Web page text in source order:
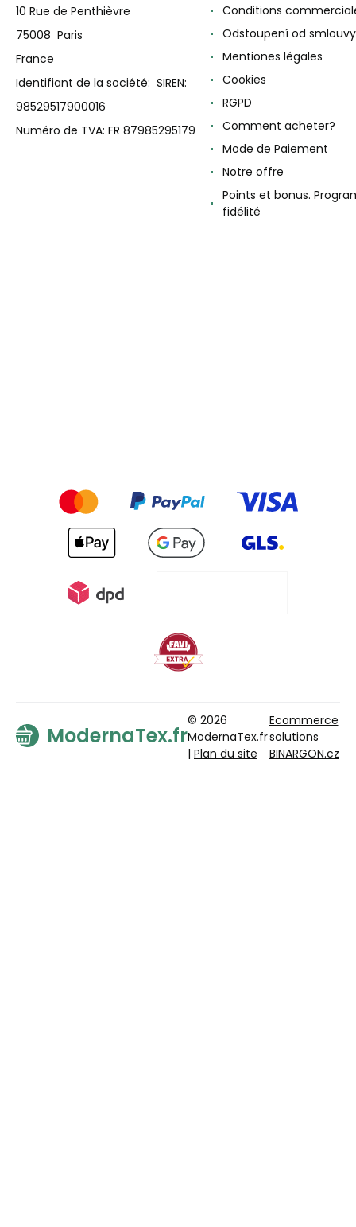
10 Rue de Penthièvre
75008 Paris
France
Identifiant de la société: SIREN:
98529517900016
Numéro de TVA: FR 87985295179
Conditions
Odstoupení od smlouvy
Mentiones légales
Cookies
RGPD
Comment acheter?
Mode de Paiement
Notre offre
Points et bonus.
fidélité
ModernaTex.fr
© 2026
ModernaTex.fr
| Plan du site
Ecommerce
solutions
BINARGON.cz